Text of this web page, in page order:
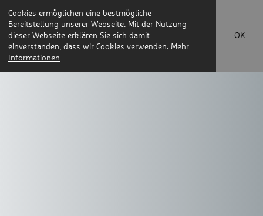
Cookies ermöglichen eine bestmögliche
Bereitstellung unserer Webseite. Mit der Nutzung
dieser Webseite erklären Sie sich damit
einverstanden, dass wir Cookies verwenden. Mehr
Informationen
OK